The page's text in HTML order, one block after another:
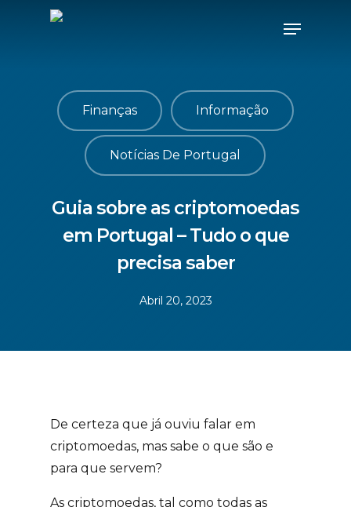
Finanças Informação
Notícias De Portugal
Guia sobre as criptomoedas
em Portugal – Tudo o que
precisa saber
Abril 20, 2023
De certeza que já ouviu falar em
criptomoedas, mas sabe o que são e
para que servem?
As criptomoedas, tal como todas as